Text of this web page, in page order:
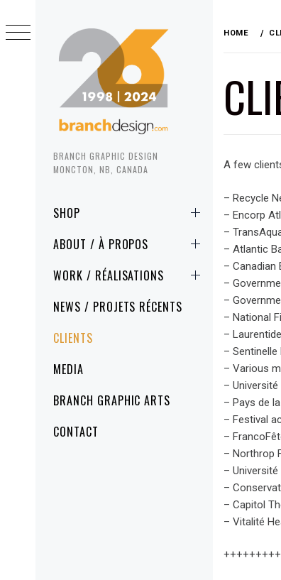
BRANCH GRAPHIC DESIGN
MONCTON, NB, CANADA
MenuSHOP
ABOUT / À PROPOS
WORK / RÉALISATIONS
NEWS / PROJETS RÉCENTS
CLIENTS
MEDIA
BRANCH GRAPHIC ARTS
CONTACT
to
content
HOME
A few
– Recycle
– Encorp
–
– Atlantic
– Canadian
–
–
– National
–
–
– Various
–
– Pays de
– Festival
–
– Northrop
–
–
– Capitol
– Vitalité